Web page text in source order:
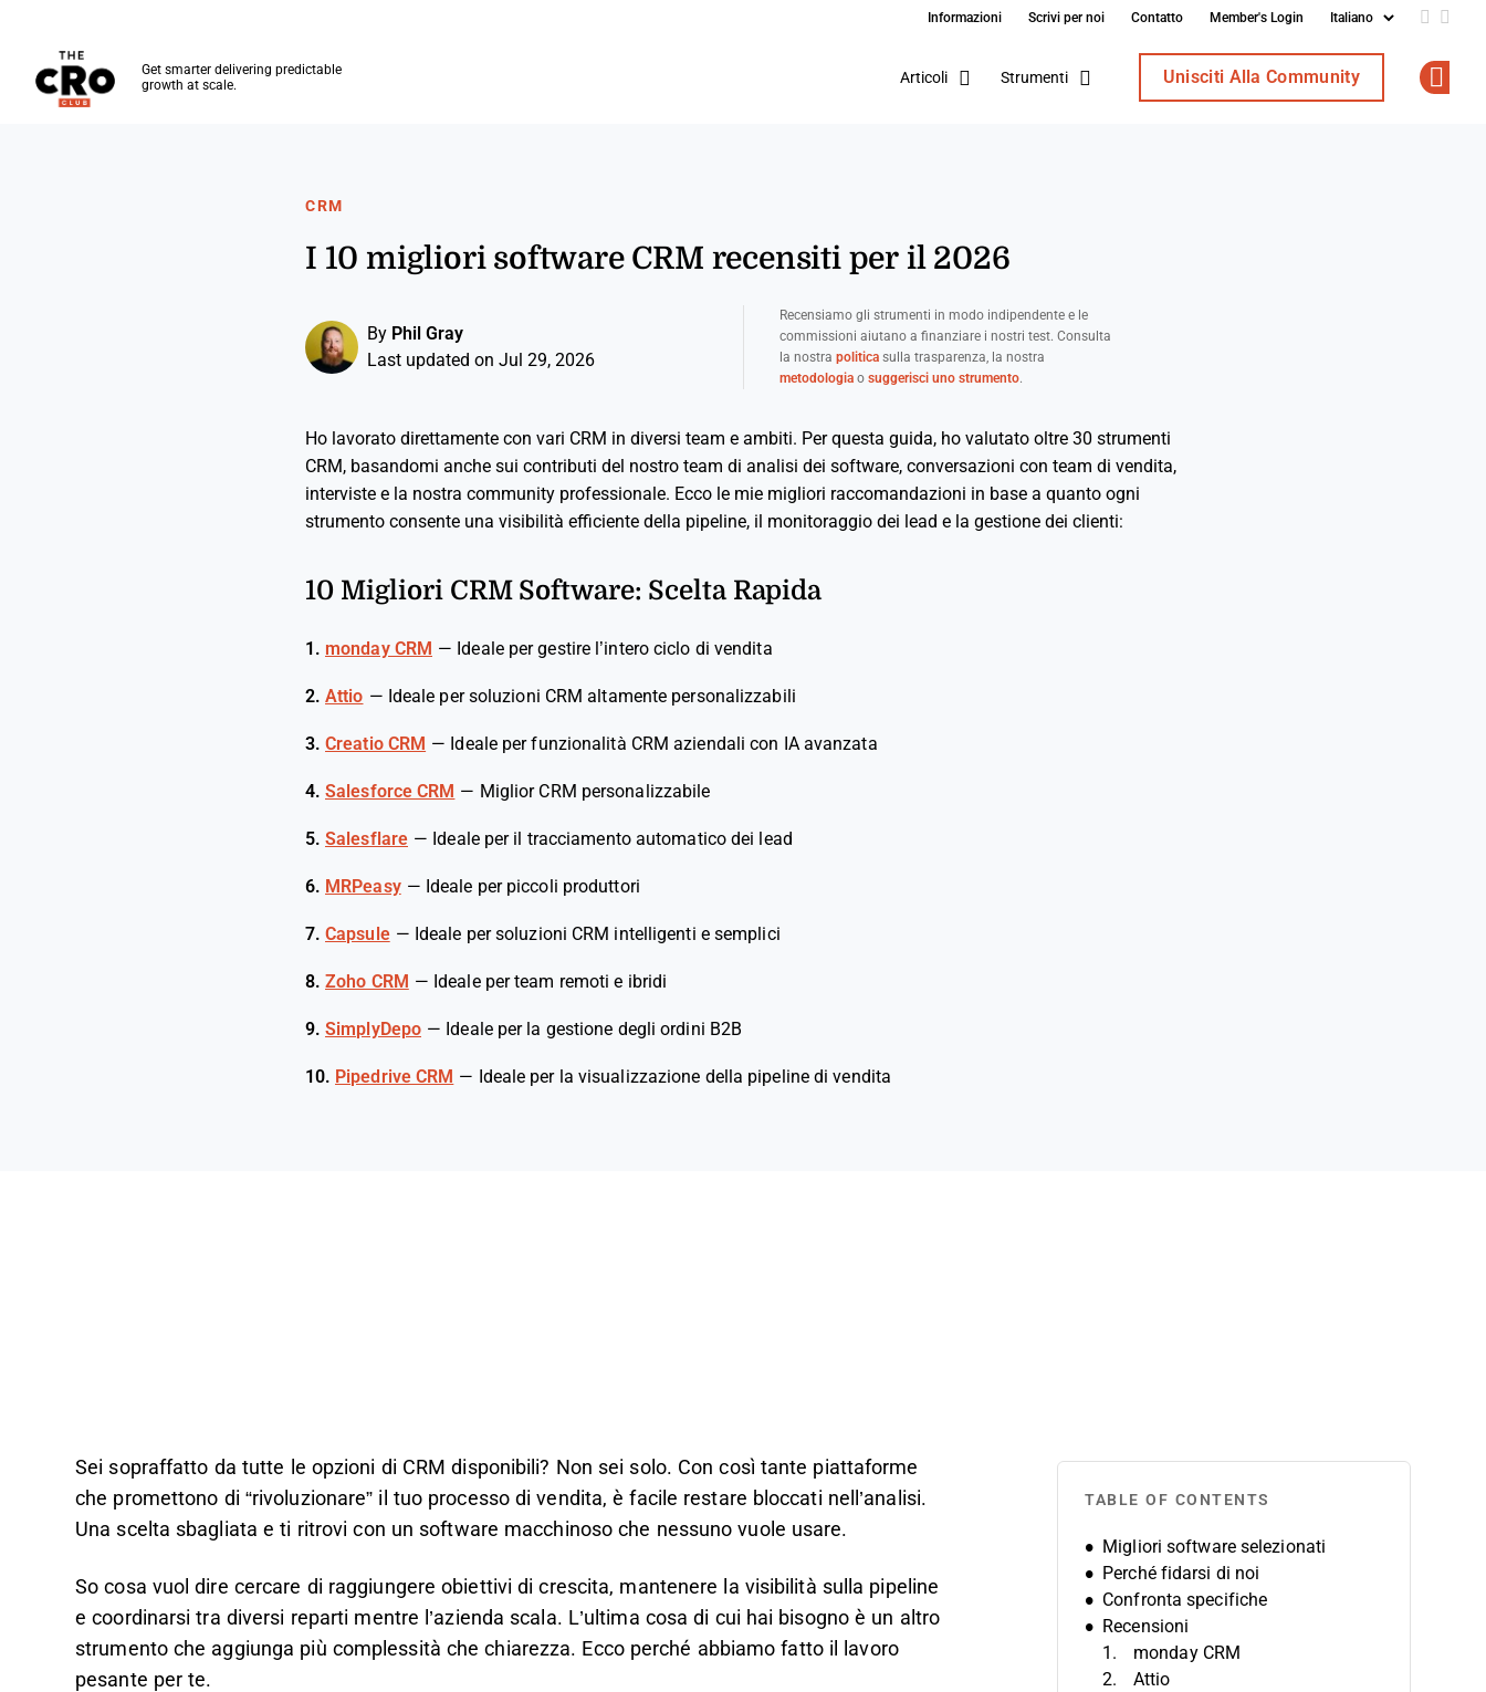
Informazioni Scrivi per noi Contatto Member's Login Add us
Get smarter delivering predictable
growth at scale.
Articoli Strumenti Unisciti Alla Community
CRM
I 10 migliori software CRM recensiti per il 2026
By Phil Gray
Last updated on Jul 29, 2026
Recensiamo gli strumenti in modo indipendente e le
commissioni aiutano a finanziare i nostri test. Consulta
la nostra politicasulla trasparenza, la nostra
metodologiao suggerisci uno strumento.
Ho lavorato direttamente con vari CRM in diversi team e ambiti. Per questa guida, ho valutato oltre 30 strumenti
CRM, basandomi anche sui contributi del nostro team di analisi dei software, conversazioni con team di vendita,
interviste e la nostra community professionale. Ecco le mie migliori raccomandazioni in base a quanto ogni
strumento consente una visibilità efficiente della pipeline, il monitoraggio dei lead e la gestione dei clienti:
10 Migliori CRM Software: Scelta Rapida
1. monday CRM — Ideale per gestire l’intero ciclo di vendita
2. Attio — Ideale per soluzioni CRM altamente personalizzabili
3. Creatio CRM — Ideale per funzionalità CRM aziendali con IA avanzata
4. Salesforce CRM — Miglior CRM personalizzabile
5. Salesflare — Ideale per il tracciamento automatico dei lead
6. MRPeasy — Ideale per piccoli produttori
7. Capsule — Ideale per soluzioni CRM intelligenti e semplici
8. Zoho CRM — Ideale per team remoti e ibridi
9. SimplyDepo — Ideale per la gestione degli ordini B2B
10. Pipedrive CRM — Ideale per la visualizzazione della pipeline di vendita
Sei sopraffatto da tutte le opzioni di CRM disponibili? Non sei solo. Con così tante piattaforme
che promettono di “rivoluzionare” il tuo processo di vendita, è facile restare bloccati nell’analisi.
Una scelta sbagliata e ti ritrovi con un software macchinoso che nessuno vuole usare.
So cosa vuol dire cercare di raggiungere obiettivi di crescita, mantenere la visibilità sulla pipeline
e coordinarsi tra diversi reparti mentre l’azienda scala. L’ultima cosa di cui hai bisogno è un altro
strumento che aggiunga più complessità che chiarezza. Ecco perché abbiamo fatto il lavoro
pesante per te.
TABLE OF CONTENTS
Migliori software selezionati
Perché fidarsi di noi
Confronta specifiche
Recensioni
monday CRM
Attio